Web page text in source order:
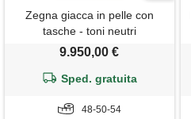
Zegna giacca in pelle con
tasche - toni neutri
9.950,00 €
Sped. gratuita
48-50-54